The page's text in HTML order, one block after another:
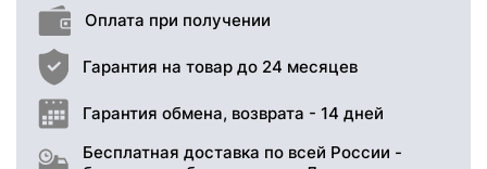
Оплата при получении
Гарантия на товар до 24 месяцев
Гарантия обмена, возврата - 14 дней
Бесплатная доставка по всей России -